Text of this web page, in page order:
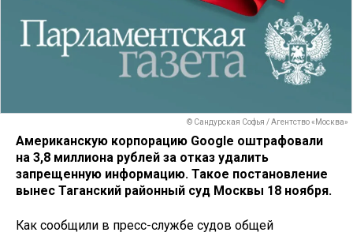
© Сандурская Софья / Агентство «Москва»
Американскую корпорацию Google оштрафовали
на 3,8 миллиона рублей за отказ удалить
запрещенную информацию. Такое постановление
вынес Таганский районный суд Москвы 18 ноября.
Как сообщили в пресс-службе судов общей